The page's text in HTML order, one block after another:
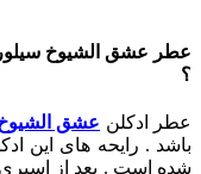
عطر عشق الشیوخ سیلور
؟
عطر ادکلن عشق الشیوخ
باشد . رایحه های این
شده است . بعد از اسپری